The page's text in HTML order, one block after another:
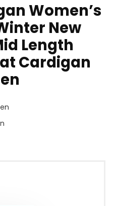
Women’s
New
Length
Cardigan